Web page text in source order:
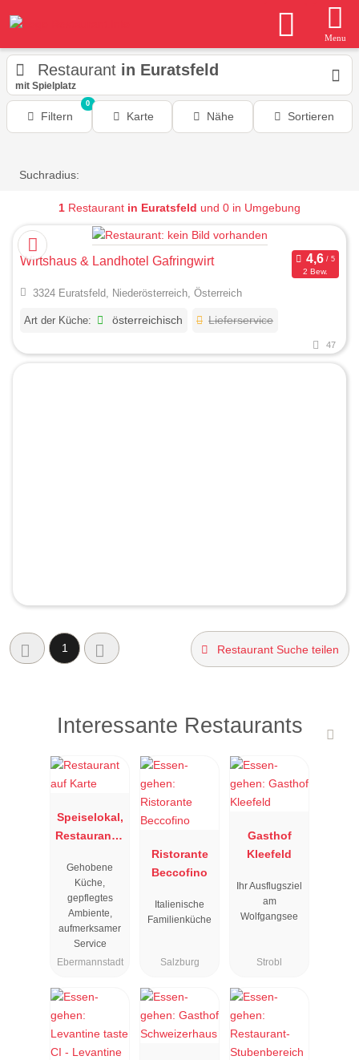
Menu
Restaurant in Euratsfeld
mit Spielplatz
Filtern
0
Karte Nähe Sortieren
Suchradius:
1 Restaurant in Euratsfeld und 0 in Umgebung
Wirtshaus & Landhotel Gafringwirt
2 Bew.
3324 Euratsfeld, Niederösterreich, Österreich
Art der Küche: österreichisch Lieferservice
47
1 Restaurant Suche teilen
Interessante Restaurants
Speiselokal,
Restaurant "
"
Gehobene
Küche,
gepflegtes
Ambiente,
aufmerksamer
Service
Ebermannstadt
Ristorante
Beccofino
Italienische
Familienküche
Salzburg
Gasthof
Kleefeld
Ihr Ausflugsziel
am
Wolfgangsee
Strobl